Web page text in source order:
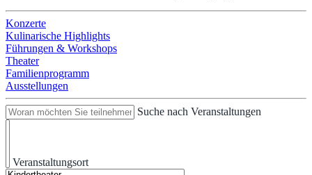
Konzerte
Kulinarische Highlights
Führungen & Workshops
Theater
Familienprogramm
Ausstellungen
Suche nach Veranstaltungen
Veranstaltungsort